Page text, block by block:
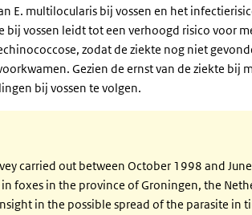
E. multilocularis bij vossen en het
vossen leidt tot een verhoogd risico voor
zodat de ziekte nog niet
Gezien de ernst van de ziekte bij
bij vossen te volgen.
carried out between October 1998 and
foxes in the province of Groningen, the
in the possible spread of the parasite in